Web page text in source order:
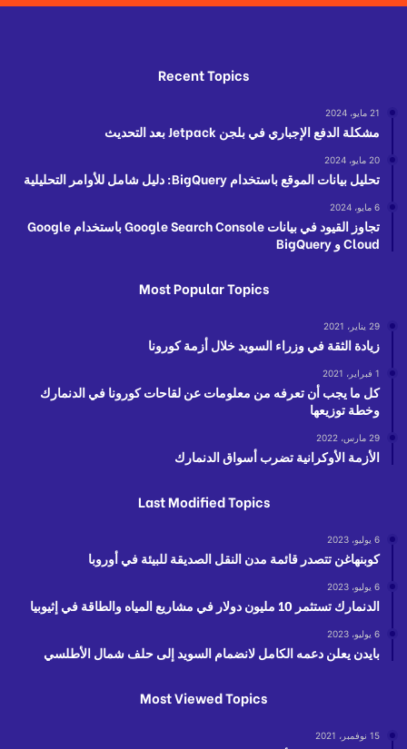
Recent Topics
21 مايو، 2024
مشكلة الدفع الإجباري في بلجن Jetpack بعد التحديث
20 مايو، 2024
تحليل بيانات الموقع باستخدام BigQuery: دليل شامل للأوامر التحليلية
6 مايو، 2024
تجاوز القيود في بيانات Google Search Console باستخدام Google
Cloud و BigQuery
Most Popular Topics
29 يناير، 2021
زيادة الثقة في وزراء السويد خلال أزمة كورونا
1 فبراير، 2021
كل ما يجب أن تعرفه من معلومات عن لقاحات كورونا في الدنمارك
وخطة توزيعها
29 مارس، 2022
الأزمة الأوكرانية تضرب أسواق الدنمارك
Last Modified Topics
6 يوليو، 2023
كوبنهاغن تتصدر قائمة مدن النقل الصديقة للبيئة في أوروبا
6 يوليو، 2023
الدنمارك تستثمر 10 مليون دولار في مشاريع المياه والطاقة في إثيوبيا
6 يوليو، 2023
بايدن يعلن دعمه الكامل لانضمام السويد إلى حلف شمال الأطلسي
Most Viewed Topics
15 نوفمبر، 2021